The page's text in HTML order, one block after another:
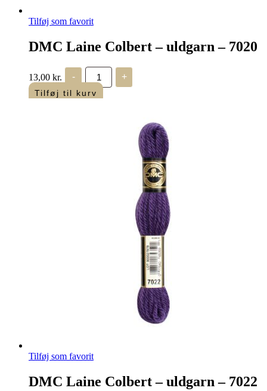
Tilføj som favorit
DMC Laine Colbert – uldgarn – 7020
13,00 kr. -
DMC
Laine
Colbert
-
+
Tilføj til kurv
Tilføj som favorit
DMC Laine Colbert – uldgarn – 7022